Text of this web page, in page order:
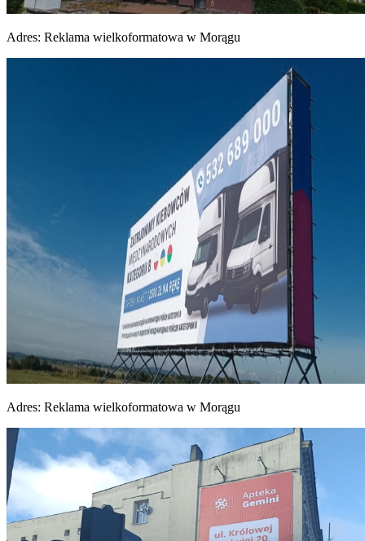
Adres: Reklama wielkoformatowa w Morągu
Adres: Reklama wielkoformatowa w Morągu